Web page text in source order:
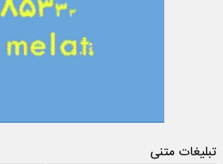
تبلیغات متنی